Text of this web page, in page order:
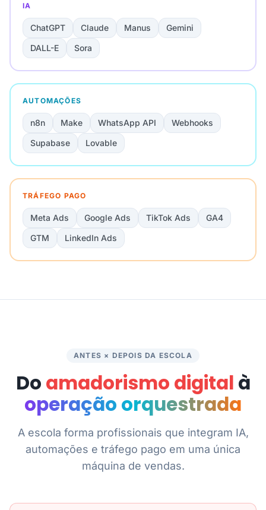
IA
ChatGPT Claude Manus
Gemini
DALL-E
Sora
AUTOMAÇÕES
n8n Make WhatsApp API
Webhooks
Supabase
Lovable
TRÁFEGO PAGO
Meta Ads Google Ads TikTok Ads
GA4
GTM
LinkedIn Ads
ANTES × DEPOIS DA ESCOLA
Do amadorismo digital à
operação orquestrada
A escola forma profissionais que integram IA,
automações e tráfego pago em uma única
máquina de vendas.